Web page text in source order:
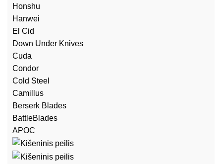
Honshu
Hanwei
El Cid
Down Under Knives
Cuda
Condor
Cold Steel
Camillus
Berserk Blades
BattleBlades
APOC